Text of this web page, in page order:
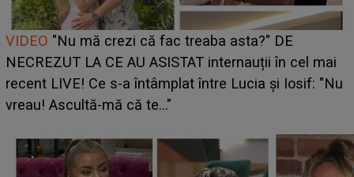
Cine este Bianca, tânăra clujeancă luată pe scenă la
UNTOLD ONE de Zara Larsson? Aceasta a dezvăluit
ce i-a spus artista suedeză în culise: „Nu am fost
pregătită...”